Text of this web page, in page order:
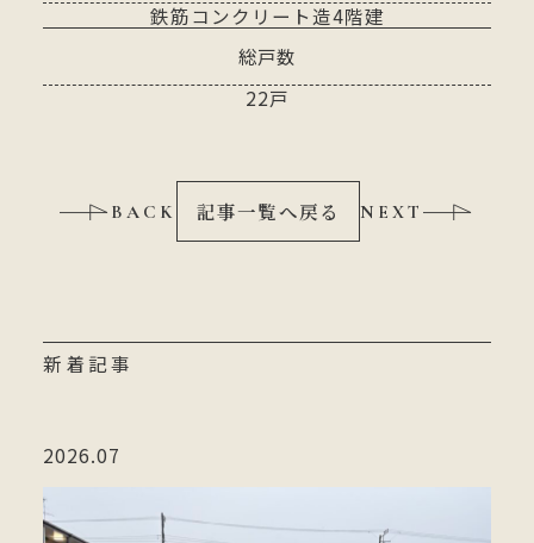
鉄筋コンクリート造4階建
総戸数
22戸
BACK 記事一覧へ戻る NEXT
新着記事
2026.07